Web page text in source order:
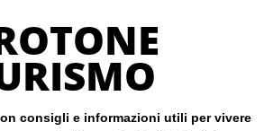
consigli e informazioni utili per vivere